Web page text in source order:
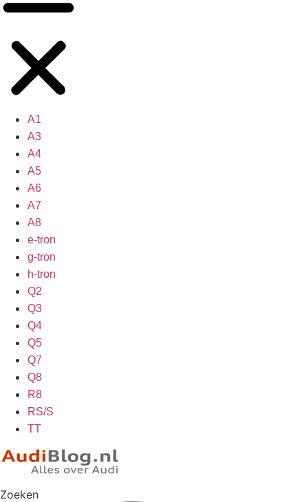
A1
A3
A4
A5
A6
A7
A8
e-tron
g-tron
h-tron
Q2
Q3
Q4
Q5
Q7
Q8
R8
RS/S
TT
Zoeken